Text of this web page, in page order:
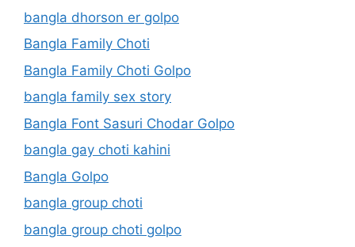
bangla dhorson er golpo
Bangla Family Choti
Bangla Family Choti Golpo
bangla family sex story
Bangla Font Sasuri Chodar Golpo
bangla gay choti kahini
Bangla Golpo
bangla group choti
bangla group choti golpo